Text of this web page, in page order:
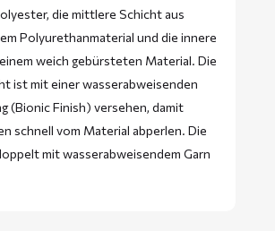
die mittlere Schicht aus
Polyurethanmaterial und die innere
weich gebürsteten Material. Die
ist mit einer wasserabweisenden
(Bionic Finish) versehen, damit
schnell vom Material abperlen. Die
mit wasserabweisendem Garn